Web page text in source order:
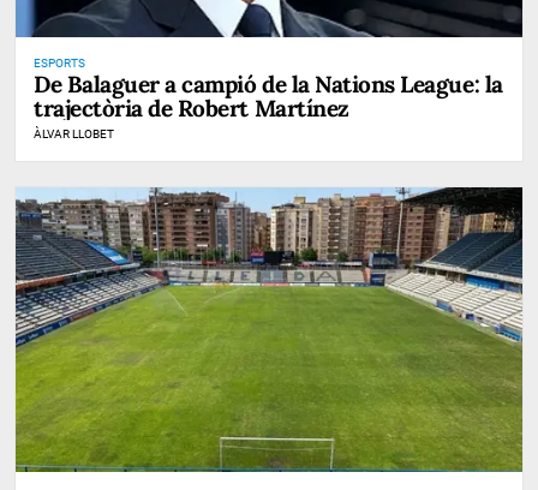
ESPORTS
De Balaguer a campió de la Nations League: la
trajectòria de Robert Martínez
ÀLVAR LLOBET